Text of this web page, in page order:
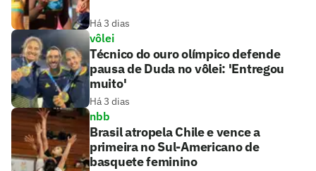
Há 3 dias
vôlei
Técnico do ouro olímpico defende
pausa de Duda no vôlei: 'Entregou
muito'
Há 3 dias
nbb
Brasil atropela Chile e vence a
primeira no Sul-Americano de
basquete feminino